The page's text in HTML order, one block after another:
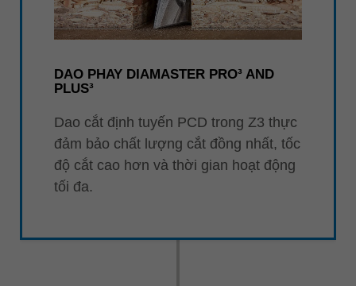
DAO PHAY DIAMASTER PRO³ AND
PLUS³
Dao cắt định tuyến PCD trong Z3 thực
đảm bảo chất lượng cắt đồng nhất, tốc
độ cắt cao hơn và thời gian hoạt động
tối đa.